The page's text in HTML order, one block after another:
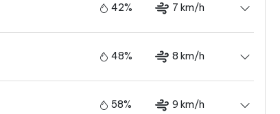
42% 7 km/h
48% 8 km/h
58% 9 km/h